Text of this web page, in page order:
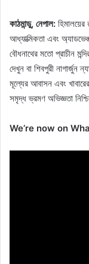
কাঠমান্ডু, নেপাল:
আধ্যাত্মিকতা এবং
বৌধনাথের মতো প্রাচীন
দেখুন বা শিবপুরী নাগার্জুন
মূল্যের আবাসন এবং
সমৃদ্ধ ভ্রমণ অভিজ্ঞতা
We’re now on